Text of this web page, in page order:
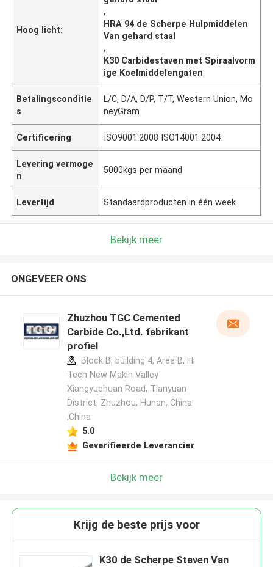
Hoog licht:
,
HRA 94 de Scherpe Hulpmiddelen
Van gehard staal
,
K30 Carbidestaven met Spiraalvorm
ige Koelmiddelengaten
Betalingsconditie
s
L/C, D/A, D/P, T/T, Western Union, Mo
neyGram
Certificering ISO9001:2008 ISO14001:2004
Levering vermoge
n
5000kgs per maand
Levertijd Standaardproducten in één week
Bekijk meer
ONGEVEER ONS
Zhuzhou TGC Cemented
Carbide Co.,Ltd. fabrikant
profiel
Block B, building 4, Area B, Hi
Tech New Makin Valley
Xiangyuehuan Road, Tianyuan
District, Zhuzhou, Hunan, China
,China
5.0
Geverifieerde Leverancier
Bekijk meer
Krijg de beste prijs voor
K30 de Scherpe Staven Van